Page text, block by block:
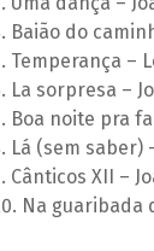
Baião do
Temperança –
La sorpresa –
Boa noite pra
Lá (sem saber)
Cânticos XII –
Na guaribada